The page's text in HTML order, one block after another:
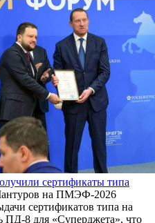
сертификаты типа
на ПМЭФ-2026
сертификатов типа на
ПД-8 для «Суперджета», что